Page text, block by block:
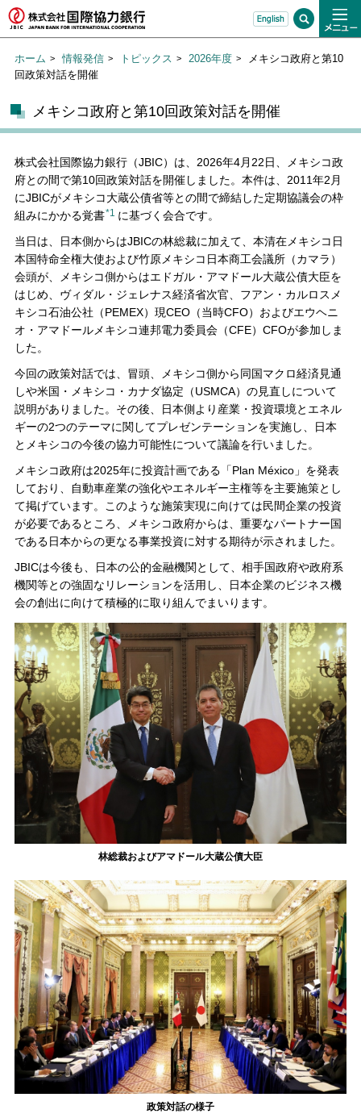
ホーム 情報発信 トピックス 2026年度
メキシコ政府と第10
回政策対話を開催
メキシコ政府と第10回政策対話を開催
株式会社国際協力銀行（JBIC）は、2026年4月22日、メキシコ政
府との間で第10回政策対話を開催しました。本件は、2011年2月
にJBICがメキシコ大蔵公債省等との間で締結した定期協議会の枠
組みにかかる覚書*1 に基づく会合です。
当日は、日本側からはJBICの林総裁に加えて、本清在メキシコ日
本国特命全権大使および竹原メキシコ日本商工会議所（カマラ）
会頭が、メキシコ側からはエドガル・アマドール大蔵公債大臣を
はじめ、ヴィダル・ジェレナス経済省次官、フアン・カルロスメ
キシコ石油公社（PEMEX）現CEO（当時CFO）およびエウヘニ
オ・アマドールメキシコ連邦電力委員会（CFE）CFOが参加しま
した。
今回の政策対話では、冒頭、メキシコ側から同国マクロ経済見通
しや米国・メキシコ・カナダ協定（USMCA）の見直しについて
説明がありました。その後、日本側より産業・投資環境とエネル
ギーの2つのテーマに関してプレゼンテーションを実施し、日本
とメキシコの今後の協力可能性について議論を行いました。
メキシコ政府は2025年に投資計画である「Plan México」を発表
しており、自動車産業の強化やエネルギー主権等を主要施策とし
て掲げています。このような施策実現に向けては民間企業の投資
が必要であるところ、メキシコ政府からは、重要なパートナー国
である日本からの更なる事業投資に対する期待が示されました。
JBICは今後も、日本の公的金融機関として、相手国政府や政府系
機関等との強固なリレーションを活用し、日本企業のビジネス機
会の創出に向けて積極的に取り組んでまいります。
林総裁およびアマドール大蔵公債大臣
政策対話の様子